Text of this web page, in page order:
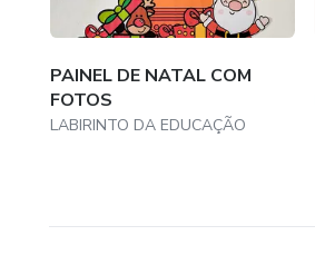
PAINEL DE NATAL COM
FOTOS
LABIRINTO DA EDUCAÇÃO